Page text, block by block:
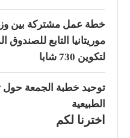
خطة عمل مشتركة بين
موريتانيا التابع للصندوق
لتكوين 730 شابا
توحيد خطبة الجمعة حول
الطبيعية
اخترنا لكم